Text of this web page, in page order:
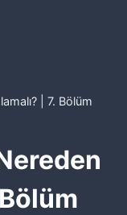
| 7. Bölüm